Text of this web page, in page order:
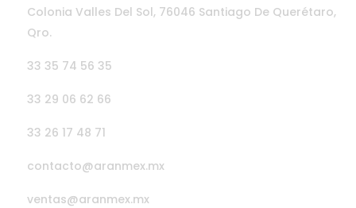
Colonia Valles Del Sol, 76046 Santiago De Querétaro,
Qro.
33 35 74 56 35
33 29 06 62 66
33 26 17 48 71
contacto@aranmex.mx
ventas@aranmex.mx